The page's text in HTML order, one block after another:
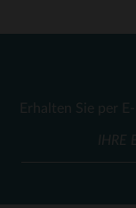
Erhalten Sie per